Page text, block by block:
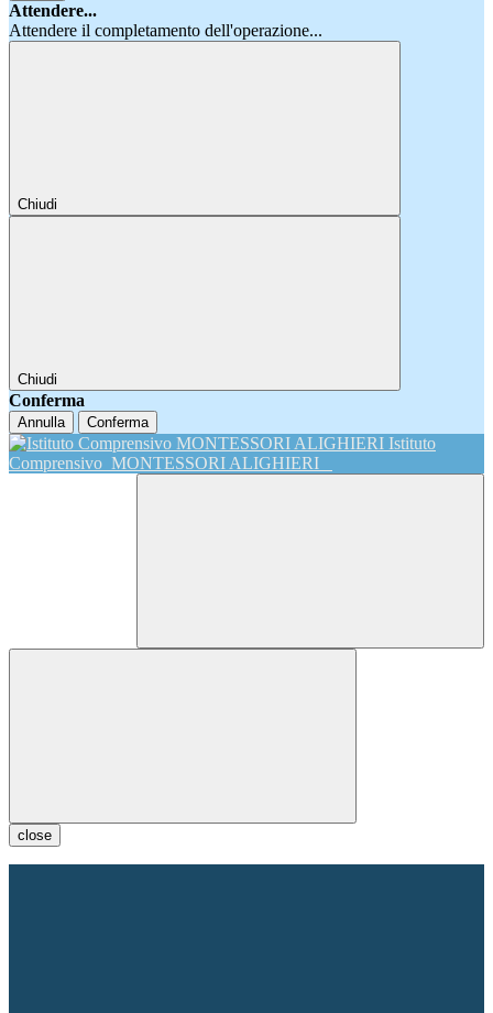
Attendere...
Attendere il completamento dell'operazione...
Chiudi
Chiudi
Conferma
Annulla Conferma
Istituto
Comprensivo MONTESSORI ALIGHIERI
close